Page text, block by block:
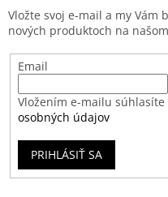
Vložte svoj e-mail a my Vám
nových produktoch na
Email
Vložením e-mailu súhlasíte
osobných údajov
PRIHLÁSIŤ SA